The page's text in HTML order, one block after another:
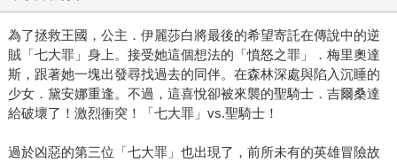
為了拯救王國，公主．伊麗莎白將最後的希望寄託在傳說中的逆
賊「七大罪」身上。接受她這個想法的「憤怒之罪」．梅里奧達
斯，跟著她一塊出發尋找過去的同伴。在森林深處與陷入沉睡的
少女．黛安娜重逢。不過，這喜悅卻被來襲的聖騎士．吉爾桑達
給破壞了！激烈衝突！「七大罪」vs.聖騎士！
過於凶惡的第三位「七大罪」也出現了，前所未有的英雄冒險故